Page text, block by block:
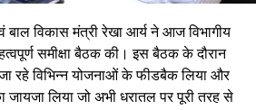
बाल विकास मंत्री रेखा आर्य ने आज विभागीय
समीक्षा बैठक की। इस बैठक के दौरान
जा रहे विभिन्न योजनाओं के फीडबैक लिया और
लिया जो अभी धरातल पर पूरी तरह से